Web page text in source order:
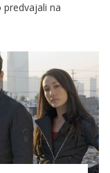
predvajali na